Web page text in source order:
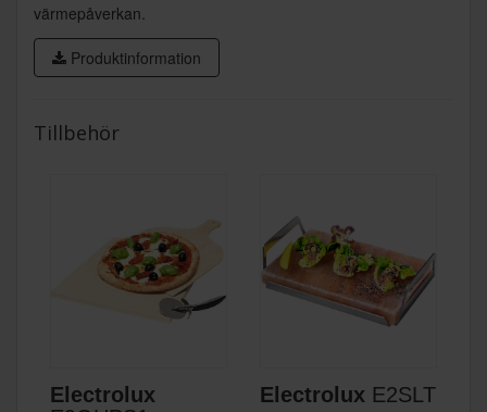
värmepåverkan.
Produktinformation
Tillbehör
Electrolux
Electrolux E2SLT